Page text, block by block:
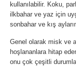
kullanılabilir. Koku,
ilkbahar ve yaz için
sonbahar ve kış
Genel olarak misk ve
hoşlananlara hitap
onu çok çeşitli